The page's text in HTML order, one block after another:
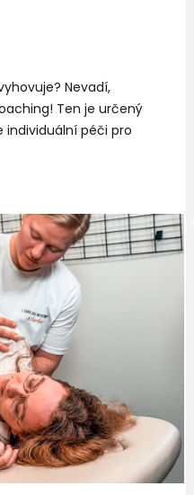
Nevadí,
Ten je určený
individuální péči pro